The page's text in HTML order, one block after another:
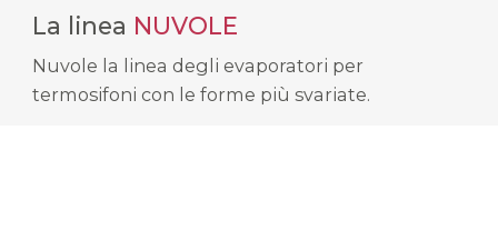
La linea NUVOLE
Nuvole la linea degli evaporatori per
termosifoni con le forme più svariate.